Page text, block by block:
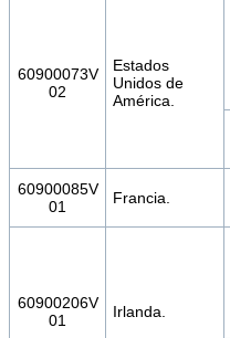
60900073V
02
Estados
Unidos de
América.
60900085V
01
Francia.
60900206V
01
Irlanda.